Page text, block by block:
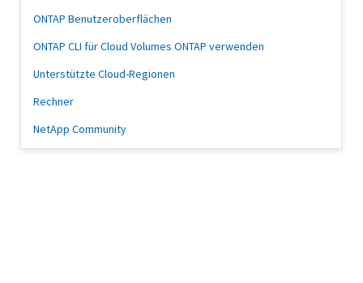
ONTAP Benutzeroberflächen
ONTAP CLI für Cloud Volumes ONTAP verwenden
Unterstützte Cloud-Regionen
Rechner
NetApp Community